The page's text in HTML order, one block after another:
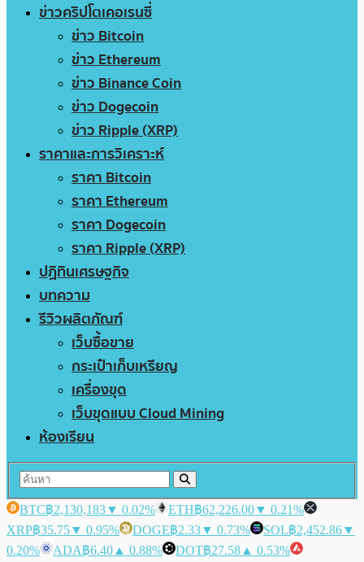
ข่าวคริปโตเคอเรนซี่
ข่าว Bitcoin
ข่าว Ethereum
ข่าว Binance Coin
ข่าว Dogecoin
ข่าว Ripple (XRP)
ราคาและการวิเคราะห์
ราคา Bitcoin
ราคา Ethereum
ราคา Dogecoin
ราคา Ripple (XRP)
ปฏิทินเศรษฐกิจ
บทความ
รีวิวผลิตภัณฑ์
เว็บซื้อขาย
กระเป๋าเก็บเหรียญ
เครื่องขุด
เว็บขุดแบบ Cloud Mining
ห้องเรียน
BTC฿2,130,183▼ 0.02% ETH฿62,226.00▼ 0.21%
XRP฿35.75▼ 0.95% DOGE฿2.33▼ 0.73% SOL฿2,452.86▼
0.20%
ADA฿6.40 ▲ 0.88% DOT฿27.58 ▲ 0.53%